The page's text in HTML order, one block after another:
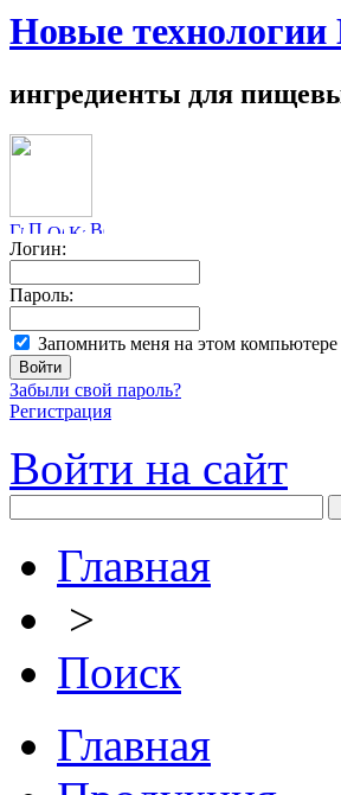
Новые
ингредиенты для
Логин:
Пароль:
Запомнить меня на этом компьютере
Забыли свой пароль?
Регистрация
Войти на сайт
Главная
>
Поиск
Главная